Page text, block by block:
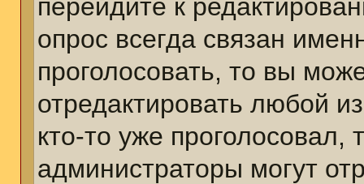
перейдите к
опрос всегда связан
проголосовать, то вы
отредактировать любой
кто-то уже
администраторы могут